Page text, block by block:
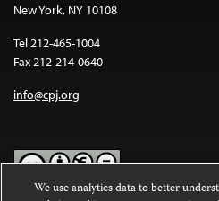
New York, NY 10108
Tel 212-465-1004
Fax 212-214-0640
info@cpj.org
We use analytics data to better